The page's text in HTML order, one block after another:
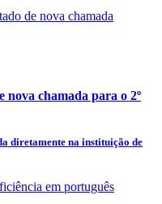
chamada para o 2º
diretamente na instituição de